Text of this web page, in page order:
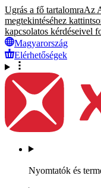
Ugrás a fő tartalomraAz
megtekintéséhez
kapcsolatos kérdéseivel
Magyarország
Elérhetőségek
Nyomtatók és